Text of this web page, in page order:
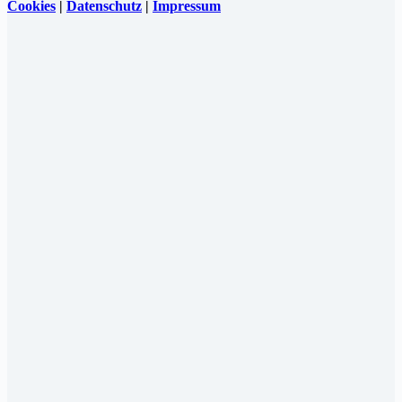
Cookies | Datenschutz | Impressum